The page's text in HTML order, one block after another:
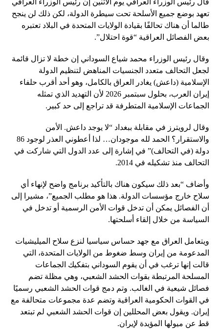
قال رئيس الوزراء العراقي يوم الاثنين إن رئيس الوزراء العراقي
تعهد بوضع جميع الأسلحة تحت سيطرة الدولة، لكن ذلك لن ينجح
طالما أن هناك تحالفًا بقيادة الولايات المتحدة في البلاد تعتبره
بعض الفصائل العراقية “قوة احتلال”.
وقال رئيس الوزراء محمد شياع السوداني إن خطة لا تزال قائمة
لجعل التحالف متعدد الجنسيات المناهض لتنظيم الدولة
الإسلامية (داعش) يغادر العراق بالكامل، وهو أحد أقرب حلفاء
إيران العرب، بحلول سبتمبر 2026 لأن التهديد الذي تمثله
الجماعات الإسلامية المتطرفة قد تراجع إلى حد كبير.
وقال لرويترز في مقابلة ببغداد “لا يوجد داعش. الأمن
والاستقرار؟ الحمد لله موجودان… لذا أعطوني العذر لوجود 86
دولة (في التحالف)” في إشارة إلى عدد الدول التي شاركت في
التحالف منذ تشكيله في 2014.
وأضاف “بعد ذلك سيكون هناك بالتأكيد برنامج واضح لإنهاء أي
سلاح خارج مؤسسات الدولة. هذا هو مطلب الجميع”، مشيرا إلى
أن الفصائل يمكن أن تدخل قوات الأمن الرسمية أو تدخل في
السياسة من خلال إلقاء أسلحتها.
ويتعامل العراق مع جهد حساس سياسيا لنزع سلاح الميليشيات
المدعومة من إيران وسط ضغوط من الولايات المتحدة، التي
قالت إنها ترغب في أن يقوم السوداني بتفكيك الجماعات
المسلحة المرتبطة بقوات الحشد الشعبي، وهي مظلة تضم
فصائل شيعية في الغالب. وتم دمج قوات الحشد الشعبي رسميًا
في القوات الحكومية العراقية وتضم عدة مجموعات متحالفة مع
إيران. ويقول بعض المحللين إن قوات الحشد الشعبي لم تبتعد
قط عن ميولها المؤيدة لإيران.